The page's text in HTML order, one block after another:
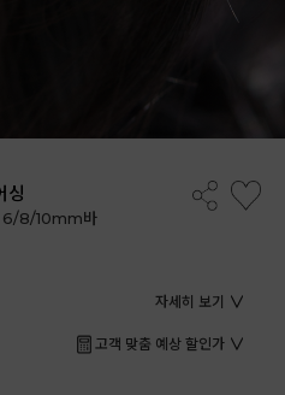
싱
6/8/10mm바
자세히 보기
고객 맞춤 예상 할인가